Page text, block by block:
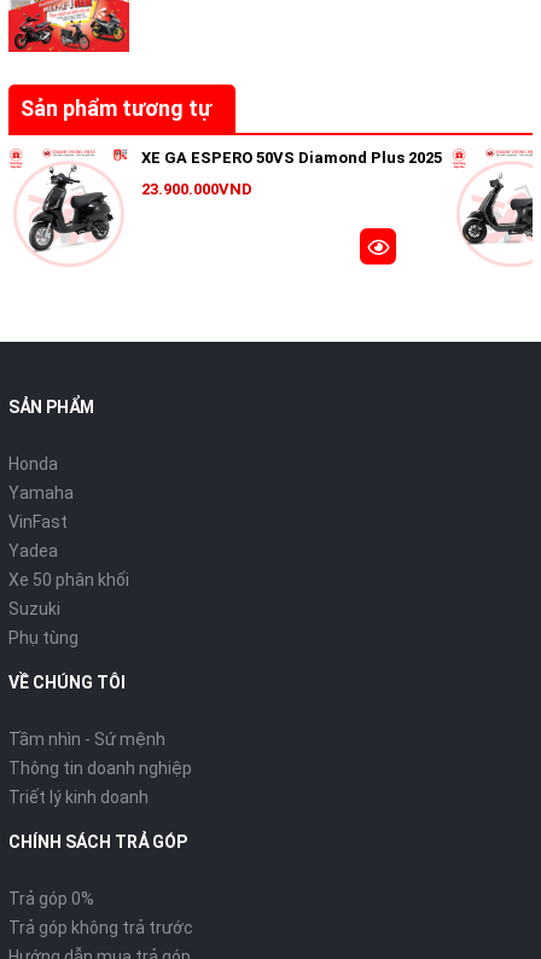
Sản phẩm tương tự
XE GA ESPERO 50VS Diamond Plus 2025
23.900.000VND
SẢN PHẨM
Honda
Yamaha
VinFast
Yadea
Xe 50 phân khối
Suzuki
Phụ tùng
VỀ CHÚNG TÔI
Tầm nhìn - Sứ mệnh
Thông tin doanh nghiệp
Triết lý kinh doanh
CHÍNH SÁCH TRẢ GÓP
Trả góp 0%
Trả góp không trả trước